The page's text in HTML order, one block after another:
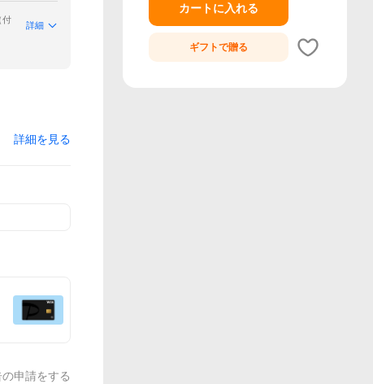
付
詳細
詳細を見る
申請をする
カートに入れる
ギフトで贈る